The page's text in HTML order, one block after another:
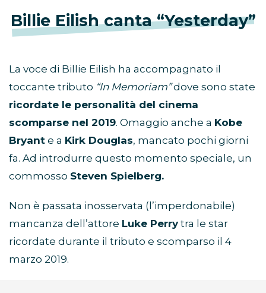
Billie Eilish canta “Yesterday”
La voce di Billie Eilish ha accompagnato il
toccante tributo “In Memoriam”dove sono state
ricordate le personalità del cinema
scomparse nel 2019. Omaggio anche a Kobe
Bryant e a Kirk Douglas, mancato pochi giorni
fa. Ad introdurre questo momento speciale, un
commosso Steven Spielberg.
Non è passata inosservata (l’imperdonabile)
mancanza dell’attore Luke Perrytra le star
ricordate durante il tributo e scomparso il 4
marzo 2019.